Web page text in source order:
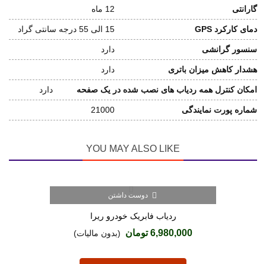
گارانتی 12 ماه
دمای کارکرد GPS 15 الی 55 درجه سانتی گراد
سنسور گرانشی دارد
هشدار کاهش میزان باتری دارد
امکان کنترل همه ردیاب های نصب شده در یک صفحه دارد
شماره پورت نمایندگی 21000
YOU MAY ALSO LIKE
دوست داشتن
ردیاب فابریک خودرو ریرا
6,980,000 تومان (بدون مالیات)